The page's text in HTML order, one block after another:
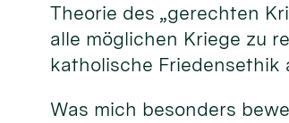
Theorie des „gerechten
alle möglichen Kriege zu
katholische Friedensethik
Was mich besonders